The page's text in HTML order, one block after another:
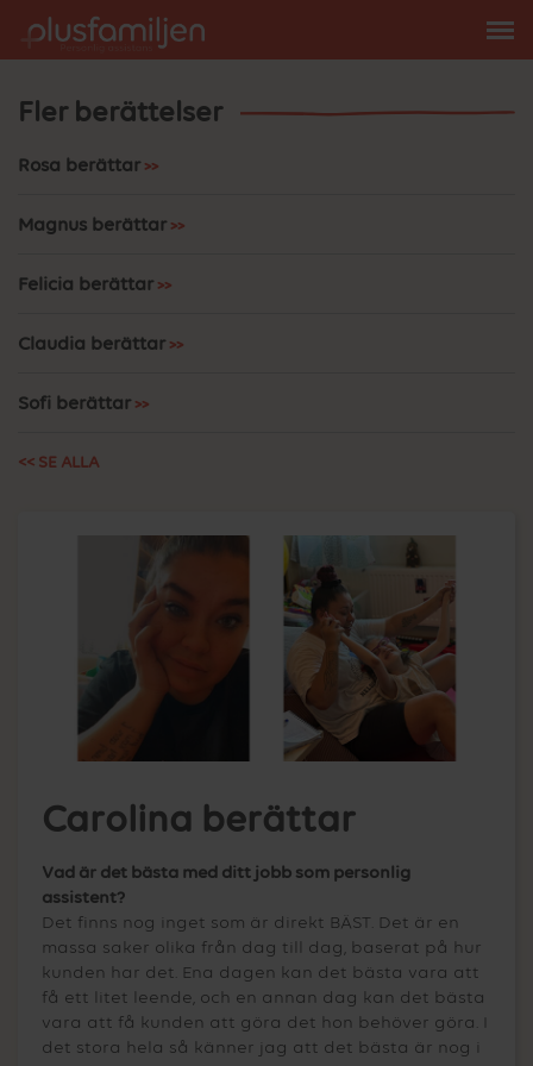
Fler berättelser
Rosa berättar
Magnus berättar
Felicia berättar
Claudia berättar
Sofi berättar
<< SE ALLA
Carolina berättar
Vad är det bästa med ditt jobb som personlig
assistent?
Det finns nog inget som är direkt BÄST. Det är en
massa saker olika från dag till dag, baserat på hur
kunden har det. Ena dagen kan det bästa vara att
få ett litet leende, och en annan dag kan det bästa
vara att få kunden att göra det hon behöver göra. I
det stora hela så känner jag att det bästa är nog i